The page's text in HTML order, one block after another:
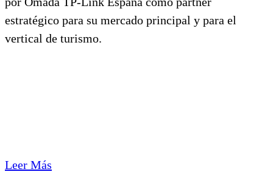
estratégico para su mercado principal y para el
vertical de turismo.
Leer Más